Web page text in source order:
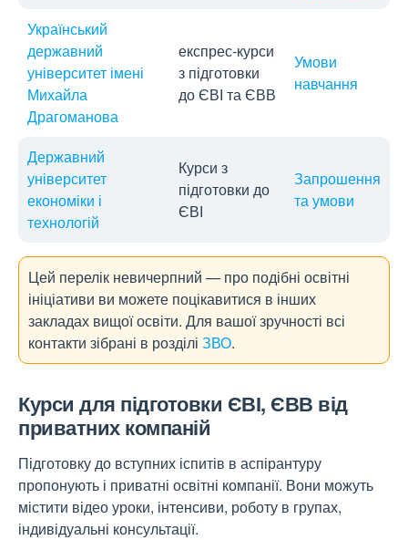
Український
державний
університет імені
Михайла
Драгоманова
експрес-курси
з підготовки
до ЄВІ та ЄВВ
Умови
навчання
Державний
університет
економіки і
технологій
Курси з
підготовки до
ЄВІ
Запрошення
та умови
Цей перелік невичерпний — про подібні освітні
ініціативи ви можете поцікавитися в інших
закладах вищої освіти. Для вашої зручності всі
контакти зібрані в розділі ЗВО.
Курси для підготовки ЄВІ, ЄВВ від
приватних компаній
Підготовку до вступних іспитів в аспірантуру
пропонують і приватні освітні компанії. Вони можуть
містити відео уроки, інтенсиви, роботу в групах,
індивідуальні консультації.